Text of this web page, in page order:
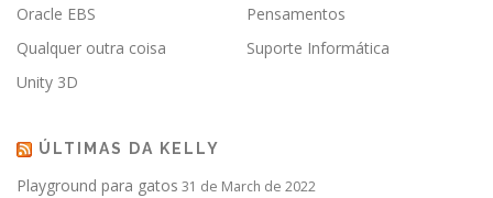
Oracle EBS
Pensamentos
Qualquer outra coisa
Suporte Informática
Unity 3D
ÚLTIMAS DA KELLY
Playground para gatos 31 de March de 2022